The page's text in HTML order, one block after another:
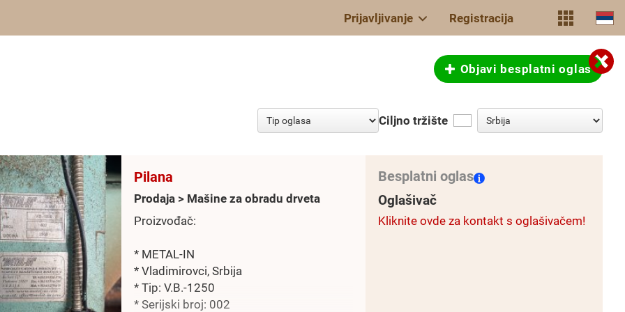
Prijavljivanje Registracija
Objavi besplatni oglas
Ciljno tržište
Pilana
Prodaja > Мašine za obradu drveta
Proizvođač:
* METAL-IN
* Vladimirovci, Srbija
* Tip: V.B.-1250
* Serijski broj: 002
Besplatni oglas
Oglašivač
Kliknite ovde za kontakt s oglašivačem!